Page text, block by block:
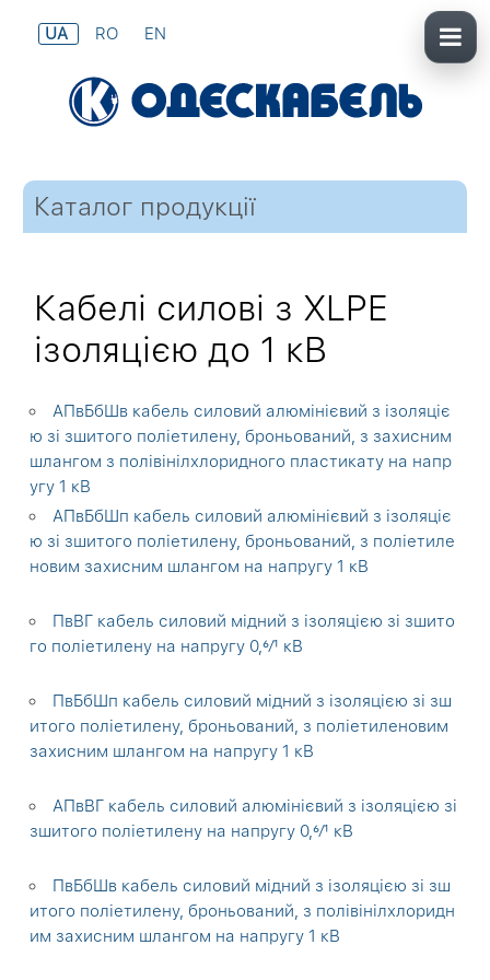
UA RO EN
Каталог продукції
Кабелі силові з XLPE
ізоляцією до 1 кВ
АПвБбШв кабель силовий алюмінієвий з ізоляціє
ю зі зшитого поліетилену, броньований, з захисним
шлангом з полівінілхлоридного пластикату на напр
угу 1 кВ
АПвБбШп кабель силовий алюмінієвий з ізоляціє
ю зі зшитого поліетилену, броньований, з поліетиле
новим захисним шлангом на напругу 1 кВ
ПвВГ кабель силовий мідний з ізоляцією зі зшито
го поліетилену на напругу 0,6⁄1 кВ
ПвБбШп кабель силовий мідний з ізоляцією зі зш
итого поліетилену, броньований, з поліетиленовим
захисним шлангом на напругу 1 кВ
АПвВГ кабель силовий алюмінієвий з ізоляцією зі
зшитого поліетилену на напругу 0,6⁄1 кВ
ПвБбШв кабель силовий мідний з ізоляцією зі зш
итого поліетилену, броньований, з полівінілхлоридн
им захисним шлангом на напругу 1 кВ